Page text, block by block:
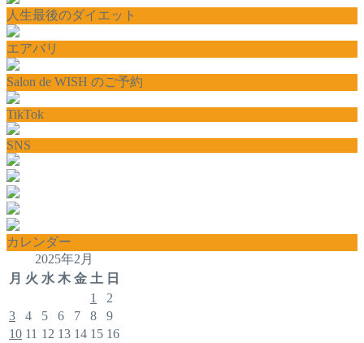
人生最後のダイエット
エアバリ
Salon de WISH のご予約
TikTok
SNS
カレンダー
2025年2月
月 火 水 木 金 土 日
1
2
3
4 5 6 7 8
9
10 11 12 13 14 15 16